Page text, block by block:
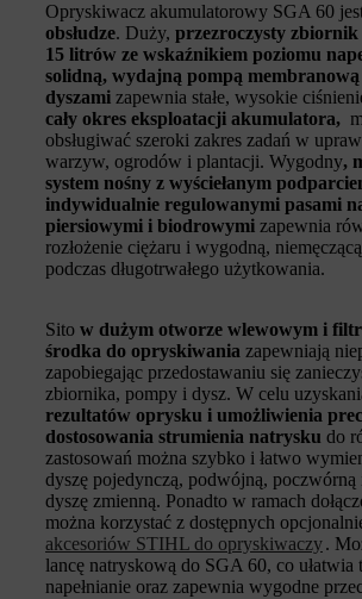
Opryskiwacz akumulatorowy SGA 60
obsłudze. Duży, przezroczysty zbiornik
15 litrów ze wskaźnikiem poziomu
solidną, wydajną pompą
dyszami zapewnia stałe, wysokie
cały okres eksploatacji akumulatora,
obsługiwać szeroki zakres zadań w
warzyw, ogrodów i plantacji. Wygodny,
system nośny z wyściełanym
indywidualnie regulowanymi pasami
piersiowymi i biodrowymi zapewnia
rozłożenie ciężaru i wygodną,
podczas długotrwałego użytkowania.
Sito w dużym otworze wlewowym i
środka do opryskiwania zapewniają
zapobiegając przedostawaniu się
zbiornika, pompy i dysz. W celu
rezultatów oprysku i umożliwienia
dostosowania strumienia natrysku do
zastosowań można szybko i łatwo
dyszę pojedynczą, podwójną, poczwórną
dyszę zmienną. Ponadto w ramach
można korzystać z dostępnych
akcesoriów STIHL do opryskiwaczy.
lancę natryskową do SGA 60, co ułatwia
napełnianie oraz zapewnia wygodne